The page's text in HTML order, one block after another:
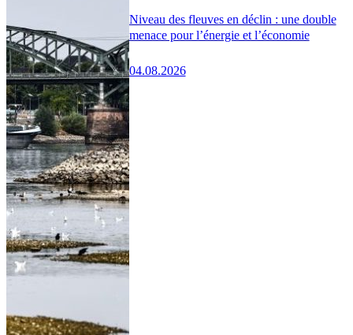
Niveau des fleuves en déclin : une double
menace pour l’énergie et l’économie
04.08.2026